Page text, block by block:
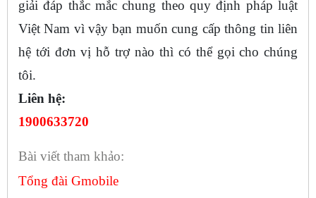
giải đáp thắc mắc chung theo quy định pháp luật
Việt Nam vì vậy bạn muốn cung cấp thông tin liên
hệ tới đơn vị hỗ trợ nào thì có thể gọi cho chúng
tôi.
Liên hệ:
1900633720
Bài viết tham khảo:
Tổng đài Gmobile